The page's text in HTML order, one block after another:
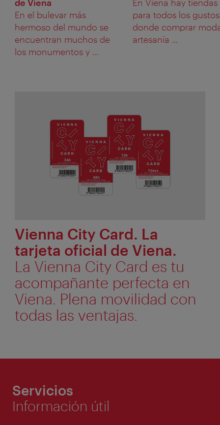
de Viena
En el bulevar más
hermoso del mundo se
encuentran muchos de
los monumentos y ...
En Viena hay tiendas
para todos los
donde comprar
artesanía ...
Vienna City Card. La
tarjeta oficial de Viena.
La Vienna City Card es tu
acompañante perfecta en
Viena. Plena movilidad con
todas las ventajas.
Servicios
Información útil